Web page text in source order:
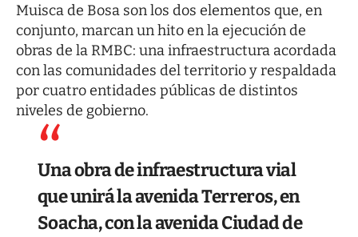
Muisca de Bosa son los dos elementos que, en
conjunto, marcan un hito en la ejecución de
obras de la RMBC: una infraestructura acordada
con las comunidades del territorio y respaldada
por cuatro entidades públicas de distintos
niveles de gobierno.
Una obra de infraestructura vial
que unirá la avenida Terreros, en
Soacha, con la avenida Ciudad de